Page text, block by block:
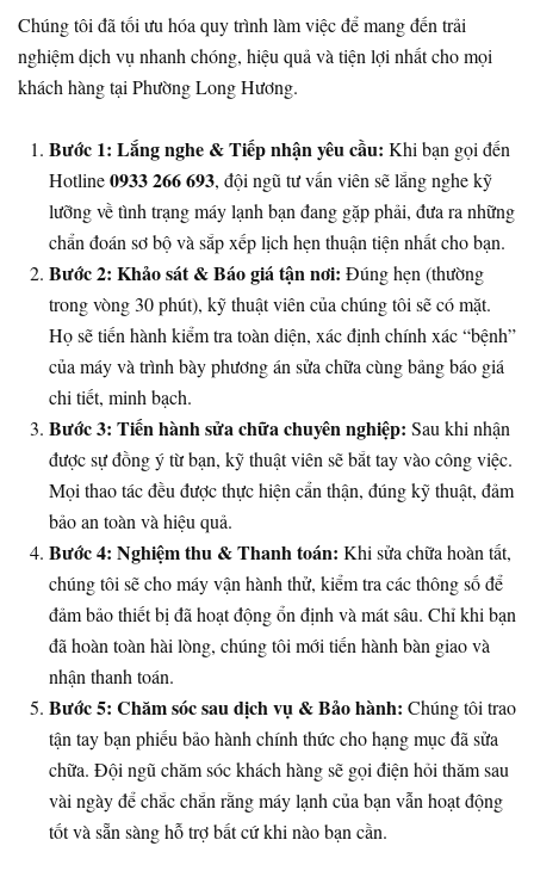
Chúng tôi đã tối ưu hóa quy trình làm việc để mang đến trải
nghiệm dịch vụ nhanh chóng, hiệu quả và tiện lợi nhất cho mọi
khách hàng tại Phường Long Hương.
Bước 1: Lắng nghe & Tiếp nhận yêu cầu: Khi bạn gọi đến
Hotline0933 266 693, đội ngũ tư vấn viên sẽ lắng nghe kỹ
lưỡng về tình trạng máy lạnh bạn đang gặp phải, đưa ra những
chẩn đoán sơ bộ và sắp xếp lịch hẹn thuận tiện nhất cho bạn.
Bước 2: Khảo sát & Báo giá tận nơi: Đúng hẹn (thường
trong vòng 30 phút), kỹ thuật viên của chúng tôi sẽ có mặt.
Họ sẽ tiến hành kiểm tra toàn diện, xác định chính xác “bệnh”
của máy và trình bày phương án sửa chữa cùng bảng báo giá
chi tiết, minh bạch.
Bước 3: Tiến hành sửa chữa chuyên nghiệp: Sau khi nhận
được sự đồng ý từ bạn, kỹ thuật viên sẽ bắt tay vào công việc.
Mọi thao tác đều được thực hiện cẩn thận, đúng kỹ thuật, đảm
bảo an toàn và hiệu quả.
Bước 4: Nghiệm thu & Thanh toán: Khi sửa chữa hoàn tất,
chúng tôi sẽ cho máy vận hành thử, kiểm tra các thông số để
đảm bảo thiết bị đã hoạt động ổn định và mát sâu. Chỉ khi bạn
đã hoàn toàn hài lòng, chúng tôi mới tiến hành bàn giao và
nhận thanh toán.
Bước 5: Chăm sóc sau dịch vụ & Bảo hành: Chúng tôi trao
tận tay bạn phiếu bảo hành chính thức cho hạng mục đã sửa
chữa. Đội ngũ chăm sóc khách hàng sẽ gọi điện hỏi thăm sau
vài ngày để chắc chắn rằng máy lạnh của bạn vẫn hoạt động
tốt và sẵn sàng hỗ trợ bất cứ khi nào bạn cần.